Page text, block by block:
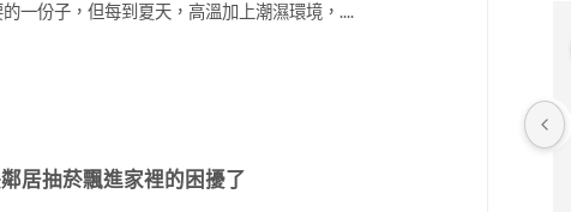
一份子，但每到夏天，高溫加上潮濕環境，....
居抽菸飄進家裡的困擾了